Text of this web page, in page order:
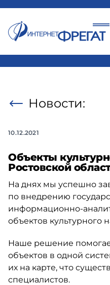
Новости:
10.12.2021
Объекты
Ростовской
На днях мы успешно
по внедрению
информационно-
объектов культурного
Наше решение
объектов в одной
их на карте, что
специалистов.